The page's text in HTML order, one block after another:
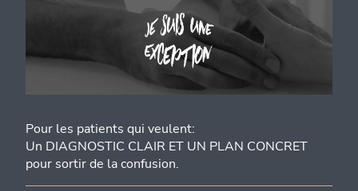
Pour les patients qui veulent:
Un DIAGNOSTIC CLAIR ET UN PLAN CONCRET
pour sortir de la confusion.